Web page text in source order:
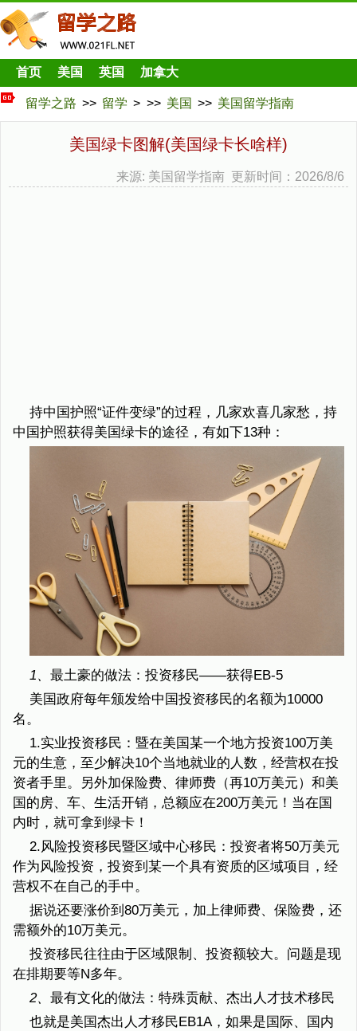
首页 美国 英国 加拿大
留学之路 >> 留学 > >> 美国 >> 美国留学指南
美国绿卡图解(美国绿卡长啥样)
来源: 美国留学指南 更新时间：2026/8/6
持中国护照“证件变绿”的过程，几家欢喜几家愁，持
中国护照获得美国绿卡的途径，有如下13种：
1、 最土豪的做法：投资移民——获得EB-5
美国政府每年颁发给中国投资移民的名额为10000
名。
1.实业投资移民：暨在美国某一个地方投资100万美
元的生意，至少解决10个当地就业的人数，经营权在投
资者手里。另外加保险费、律师费（再10万美元）和美
国的房、车、生活开销，总额应在200万美元！当在国
内时，就可拿到绿卡！
2.风险投资移民暨区域中心移民：投资者将50万美元
作为风险投资，投资到某一个具有资质的区域项目，经
营权不在自己的手中。
据说还要涨价到80万美元，加上律师费、保险费，还
需额外的10万美元。
投资移民往往由于区域限制、投资额较大。问题是现
在排期要等N多年。
2、 最有文化的做法：特殊贡献、杰出人才技术移民
也就是美国杰出人才移民EB1A，如果是国际、国内